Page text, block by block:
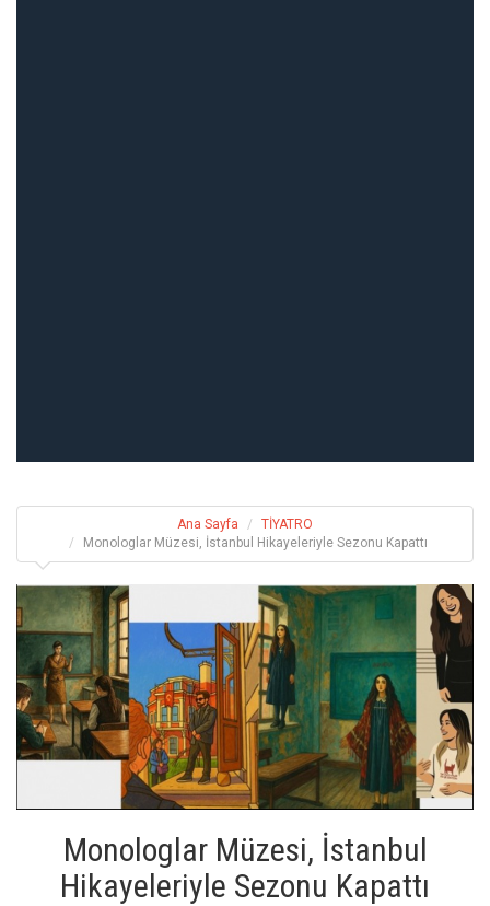
Ana Sayfa
TİYATRO
Monologlar Müzesi, İstanbul Hikayeleriyle Sezonu Kapattı
Monologlar Müzesi, İstanbul
Hikayeleriyle Sezonu Kapattı